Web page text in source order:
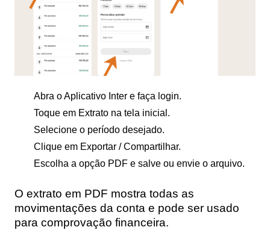
Abra o Aplicativo Inter e faça login.
Toque em Extrato na tela inicial.
Selecione o período desejado.
Clique em Exportar / Compartilhar.
Escolha a opção PDF e salve ou envie o arquivo.
O extrato em PDF mostra todas as
movimentações da conta e pode ser usado
para comprovação financeira.